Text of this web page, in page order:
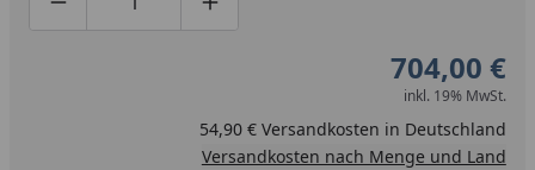
Produktmenge um eins verringern
Produktmenge manuell eingeben
Produktmenge um eins erhöhen
704,00 €
inkl. 19% MwSt.
54,90 € Versandkosten in Deutschland
Versandkosten nach Menge und Land